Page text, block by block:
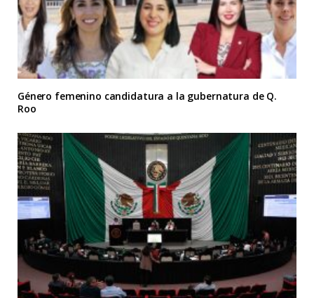
Género femenino candidatura a la gubernatura de Q.
Roo